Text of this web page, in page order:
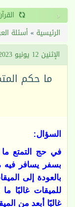
‹
الرئيسية »أسئلة
الإثنين 12 يونيو 2023 - 23 ذو القعدة 1444هـ
ما حكم
السؤال:
في حج التمتع ما
بسفر يسافر فيه
بالعودة إلى
للميقات غالبًا
غالبًا أبعد من